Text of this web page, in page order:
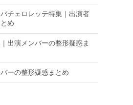
チェロレッテ特集｜出演者
め
出演メンバーの整形疑惑ま
ーの整形疑惑まとめ